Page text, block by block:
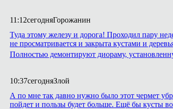
11:12сегодняГорожанин
Туда этому железу и дорога! Проходил пару
не просматривается и закрыта кустами и
Полностью демонтируют диораму,
10:37сегодняЗлой
А по мне так давно нужно было этот чермет
пойдет и пользы будет больше. Ещё бы кусты